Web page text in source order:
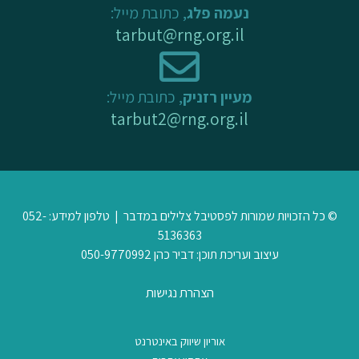
נעמה פלג, כתובת מייל:
tarbut@rng.org.il
מעיין רזניק, כתובת מייל:
tarbut2@rng.org.il
© כל הזכויות שמורות לפסטיבל צלילים במדבר | טלפון למידע: 052-
5136363
עיצוב ועריכת תוכן: דביר כהן 050-9770992
הצהרת נגישות
אוריון שיווק באינטרנט